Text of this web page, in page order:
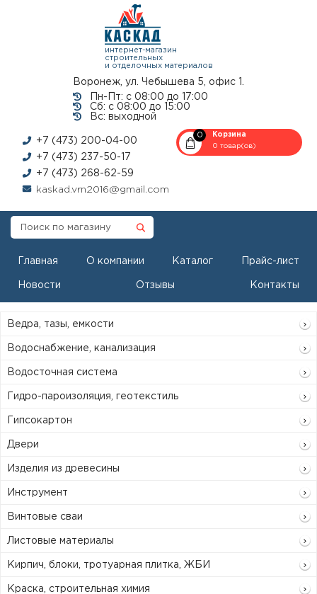
интернет-магазин
строительных
и отделочных материалов
Воронеж, ул. Чебышева 5, офис 1.
Пн-Пт: с 08:00 до 17:00
Сб: с 08:00 до 15:00
Вс: выходной
+7 (473) 200-04-00
+7 (473) 237-50-17
+7 (473) 268-62-59
kaskad.vrn2016@gmail.com
0
Корзина
0 товар(ов)
Главная О компании Каталог Прайс-лист
Новости Отзывы Контакты
Ведра, тазы, емкости
Водоснабжение, канализация
Водосточная система
Гидро-пароизоляция, геотекстиль
Гипсокартон
Двери
Изделия из древесины
Инструмент
Винтовые сваи
Листовые материалы
Кирпич, блоки, тротуарная плитка, ЖБИ
Краска, строительная химия